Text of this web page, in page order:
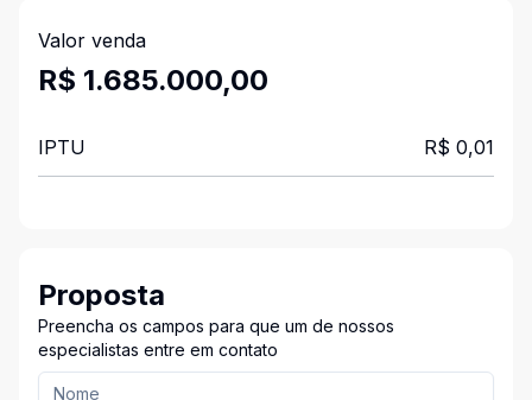
Valor venda
R$ 1.685.000,00
IPTU R$ 0,01
Proposta
Preencha os campos para que um de nossos
especialistas entre em contato